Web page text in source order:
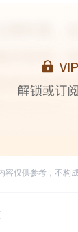
容仅供参考，不构